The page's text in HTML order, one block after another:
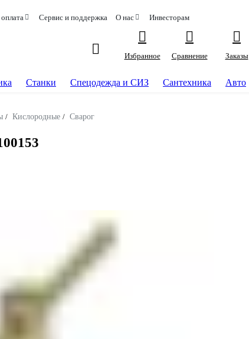
Сервис и поддержка О нас Инвесторам
Избранное
Сравнение Заказы
Станки Спецодежда и СИЗ Сантехника Авто
/ Кислородные / Сварог